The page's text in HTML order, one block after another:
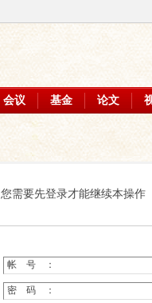
会议 基金 论文
您需要先登录才能继续本操作
帐 号 ：
密 码 ：